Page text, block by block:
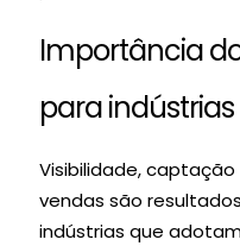
Importância
para indústrias
Visibilidade,
vendas são
indústrias que